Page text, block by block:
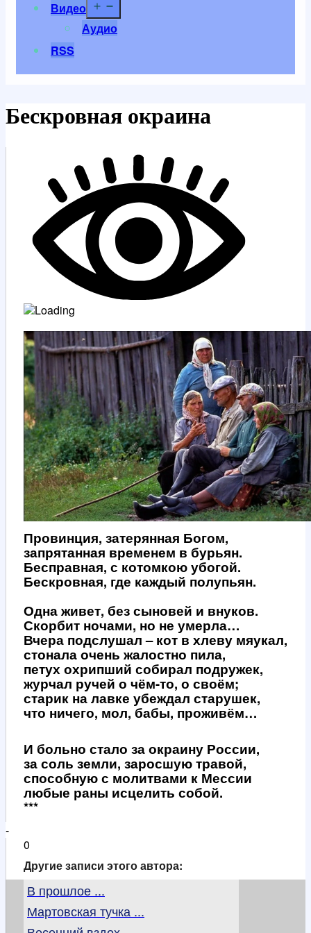
Видео
Аудио
RSS
Бескровная окраина
Провинция, затерянная Богом,
запрятанная временем в бурьян.
Бесправная, с котомкою убогой.
Бескровная, где каждый полупьян.
Одна живет, без сыновей и внуков.
Скорбит ночами, но не умерла…
Вчера подслушал – кот в хлеву мяукал,
стонала очень жалостно пила,
петух охрипший собирал подружек,
журчал ручей о чём-то, о своём;
старик на лавке убеждал старушек,
что ничего, мол, бабы, проживём…
И больно стало за окраину России,
за соль земли, заросшую травой,
способную с молитвами к Мессии
любые раны исцелить собой.
***
-
0
Другие записи этого автора:
В прошлое ...
Мартовская тучка ...